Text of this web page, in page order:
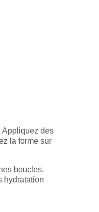
Appliquez des
la forme sur
boucles.
hydratation